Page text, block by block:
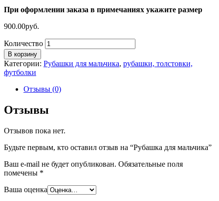
При оформлении заказа в примечаниях укажите размер
900.00руб.
Количество
В корзину
Категории: Рубашки для мальчика, рубашки, толстовки,
футболки
Отзывы (0)
Отзывы
Отзывов пока нет.
Будьте первым, кто оставил отзыв на “Рубашка для мальчика”
Ваш e-mail не будет опубликован. Обязательные поля
помечены *
Ваша оценка